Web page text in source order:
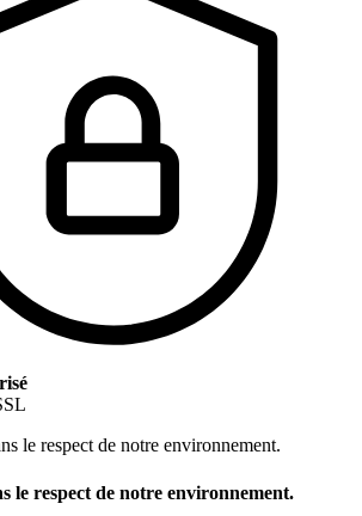
le respect de notre environnement.